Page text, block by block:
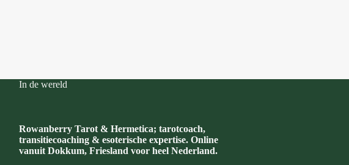
In de wereld
Rowanberry Tarot & Hermetica; tarotcoach,
transitiecoaching & esoterische expertise. Online
vanuit Dokkum, Friesland voor heel Nederland.